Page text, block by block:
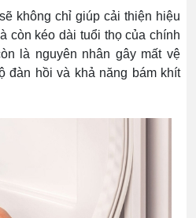
không chỉ giúp cải thiện hiệu
còn kéo dài tuổi thọ của chính
là nguyên nhân gây mất vệ
đàn hồi và khả năng bám khít